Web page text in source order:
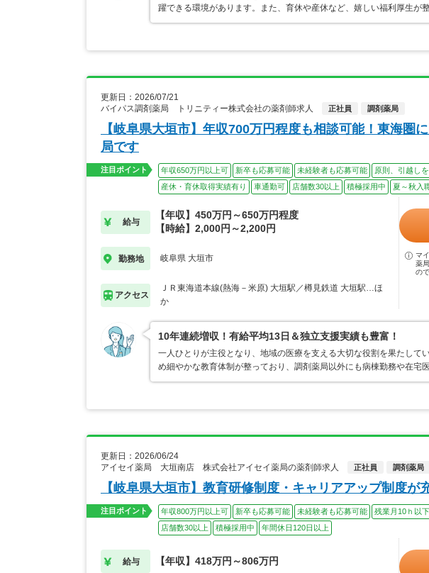
躍できる環境があります。また、育休や産休など、嬉しい福利厚生が
更新日：2026/07/21
バイパス調剤薬局 トリニティー株式会社の薬剤師求人
正社員 調剤薬局
【岐阜県大垣市】年収700万円程度も相談可能！東海圏
局です
注目ポイント 年収650万円以上可 新卒も応募可能 未経験者も応募可能 原則、引越し
産休・育休取得実績有り
車通勤可 店舗数30以上 積極採用中 夏～秋入
給与
【年収】450万円～650万円程度
【時給】2,000円～2,200円
勤務地 岐阜県 大垣市
アクセス
ＪＲ東海道本線(熱海－米原) 大垣駅／樽見鉄道 大垣駅…ほ
か
マ
薬
の
10年連続増収！有給平均13日＆独立支援実績も豊富！
一人ひとりが主役となり、地域の医療を支える大切な役割を果たして
め細やかな教育体制が整っており、調剤薬局以外にも病棟勤務や在宅
更新日：2026/06/24
アイセイ薬局 大垣南店 株式会社アイセイ薬局の薬剤師求人
正社員 調剤薬局
【岐阜県大垣市】教育研修制度・キャリアアップ制度が
注目ポイント 年収800万円以上可 新卒も応募可能 未経験者も応募可能 残業月10ｈ以下
店舗数30以上
積極採用中 年間休日120日以上
給与 【年収】418万円～806万円